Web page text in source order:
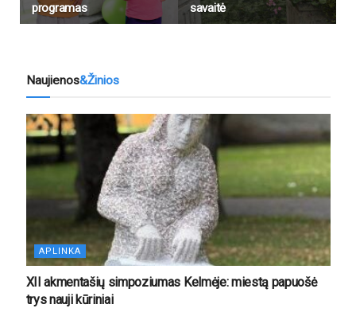
programas
savaitė
Naujienos&Žinios
APLINKA
XII akmentašių simpoziumas Kelmėje: miestą papuošė
trys nauji kūriniai